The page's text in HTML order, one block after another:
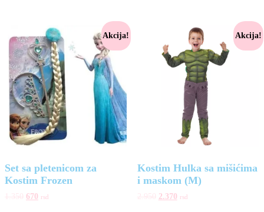
Akcija!
Set sa pletenicom za
Kostim Frozen
670 rsd
Akcija!
Kostim Hulka sa mišićima
i maskom (M)
2.370 rsd